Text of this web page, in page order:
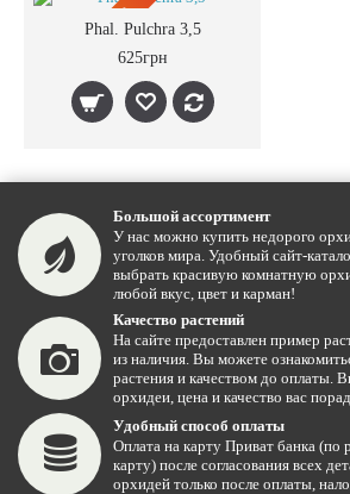
ПРЕДЗАКАЗ
Phal. Pulchra 3,5
625грн
Большой ассортимент
У нас можно купить недорого
уголков мира. Удобный сайт-
выбрать красивую комнатную
любой вкус, цвет и карман!
Качество растений
На сайте предоставлен пример
из наличия. Вы можете
растения и качеством до оплаты.
орхидеи, цена и качество вас
Удобный способ оплаты
Оплата на карту Приват банка (по
карту) после согласования всех
орхидей только после оплаты,